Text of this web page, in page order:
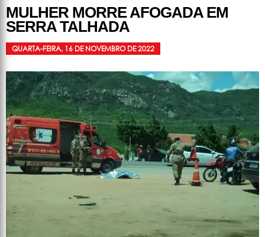
MULHER MORRE AFOGADA EM
SERRA TALHADA
QUARTA-FEIRA, 16 DE NOVEMBRO DE 2022